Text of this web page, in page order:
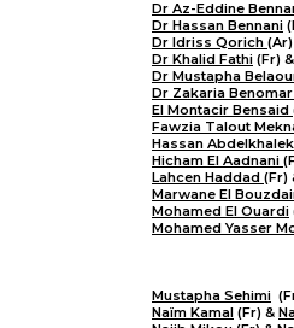
Dr Az-Eddine
Dr Hassan Bennani
Dr Idriss Qorich (Ar)
Dr Khalid Fathi (Fr) &
Dr Mustapha
Dr Zakaria
El Montacir Bensaid
Fawzia Talout
Hassan Abdelkhalek
Hicham El Aadnani
Lahcen Haddad (Fr)
Marwane El
Mohamed El Ouardi
Mohamed Yasser
Mustapha Sehimi
Naïm Kamal (Fr) &